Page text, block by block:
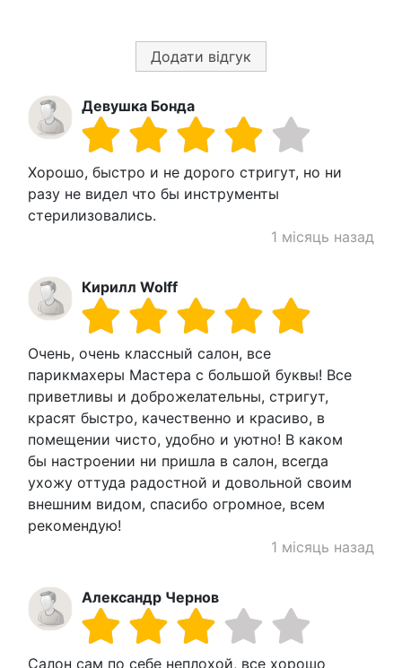
Додати відгук
Девушка Бонда
Хорошо, быстро и не дорого стригут, но ни
разу не видел что бы инструменты
стерилизовались.
1 місяць назад
Кирилл Wolff
Очень, очень классный салон, все
парикмахеры Мастера с большой буквы! Все
приветливы и доброжелательны, стригут,
красят быстро, качественно и красиво, в
помещении чисто, удобно и уютно! В каком
бы настроении ни пришла в салон, всегда
ухожу оттуда радостной и довольной своим
внешним видом, спасибо огромное, всем
рекомендую!
1 місяць назад
Александр Чернов
Салон сам по себе неплохой, все хорошо